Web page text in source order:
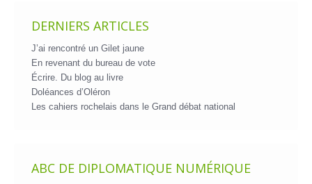
DERNIERS ARTICLES
J’ai rencontré un Gilet jaune
En revenant du bureau de vote
Écrire. Du blog au livre
Doléances d’Oléron
Les cahiers rochelais dans le Grand débat national
ABC DE DIPLOMATIQUE NUMÉRIQUE